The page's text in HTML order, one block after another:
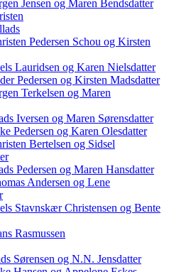
Jensen og Maren Bendsdatter
Pedersen Schou og Kirsten
Lauridsen og Karen Nielsdatter
Pedersen og Kirsten Madsdatter
Terkelsen og Maren
Iversen og Maren Sørensdatter
Pedersen og Karen Olesdatter
Bertelsen og Sidsel
Pedersen og Maren Hansdatter
Andersen og Lene
Stavnskær Christensen og Bente
Rasmussen
Sørensen og N.N. Jensdatter